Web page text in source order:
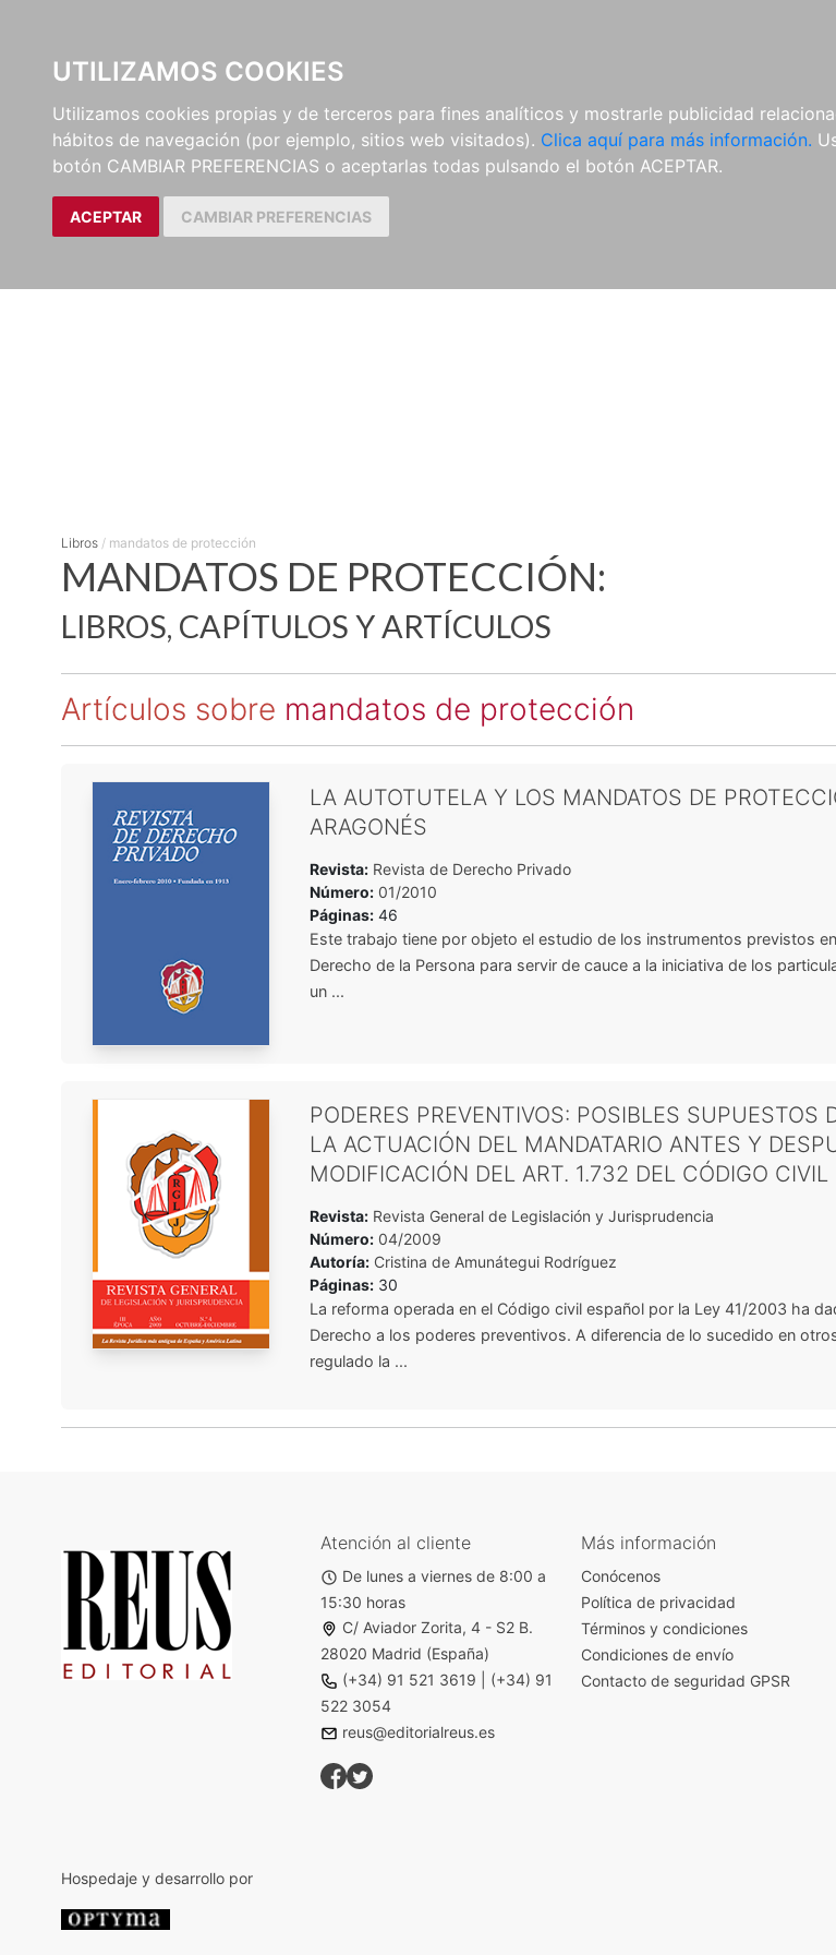
UTILIZAMOS COOKIES
Utilizamos cookies propias y de terceros para fines analíticos y mostrarle publicidad
hábitos de navegación (por ejemplo, sitios web visitados). Clica aquí para más información.
botón CAMBIAR PREFERENCIAS o aceptarlas todas pulsando el botón ACEPTAR.
ACEPTAR CAMBIAR PREFERENCIAS
EDITORIAL E-BOOKS
LibrosAutoresColecciones
Libros / mandatos de protección
MANDATOS DE PROTECCIÓN:
LIBROS, CAPÍTULOS Y ARTÍCULOS
Artículos sobre mandatos de protección
LA AUTOTUTELA Y LOS MANDATOS DE
ARAGONÉS
Revista: Revista de Derecho Privado
Número: 01/2010
Páginas: 46
Este trabajo tiene por objeto el estudio de los instrumentos previstos
Derecho de la Persona para servir de cauce a la iniciativa de los
un ...
PODERES PREVENTIVOS: POSIBLES SUPUESTOS
LA ACTUACIÓN DEL MANDATARIO ANTES Y
MODIFICACIÓN DEL ART. 1.732 DEL CÓDIGO CIVIL
Revista: Revista General de Legislación y Jurisprudencia
Número: 04/2009
Autoría: Cristina de Amunátegui Rodríguez
Páginas: 30
La reforma operada en el Código civil español por la Ley 41/2003 ha
Derecho a los poderes preventivos. A diferencia de lo sucedido en
regulado la ...
Atención al cliente
De lunes a viernes de 8:00 a
15:30 horas
C/ Aviador Zorita, 4 - S2 B.
28020 Madrid (España)
(+34) 91 521 3619
(+34) 91
522 3054
reus@editorialreus.es
Más información
Conócenos
Política de privacidad
Términos y condiciones
Condiciones de envío
Contacto de seguridad GPSR
Hospedaje y desarrollo por